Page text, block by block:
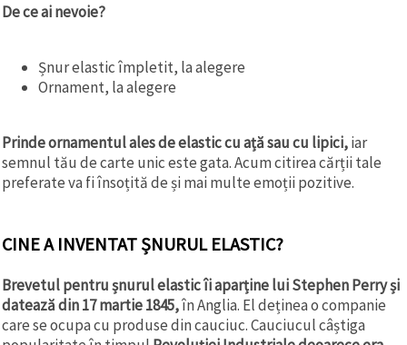
De ce ai nevoie?
Șnur elastic împletit, la alegere
Ornament, la alegere
Prinde ornamentul ales de elastic cu ață sau cu lipici,iar
semnul tău de carte unic este gata. Acum citirea cărții tale
preferate va fi însoțită de și mai multe emoții pozitive.
CINE A INVENTAT ȘNURUL ELASTIC?
Brevetul pentru șnurul elastic îi aparține lui Stephen Perry și
datează din 17 martie 1845,în Anglia. El deținea o companie
care se ocupa cu produse din cauciuc. Cauciucul câștiga